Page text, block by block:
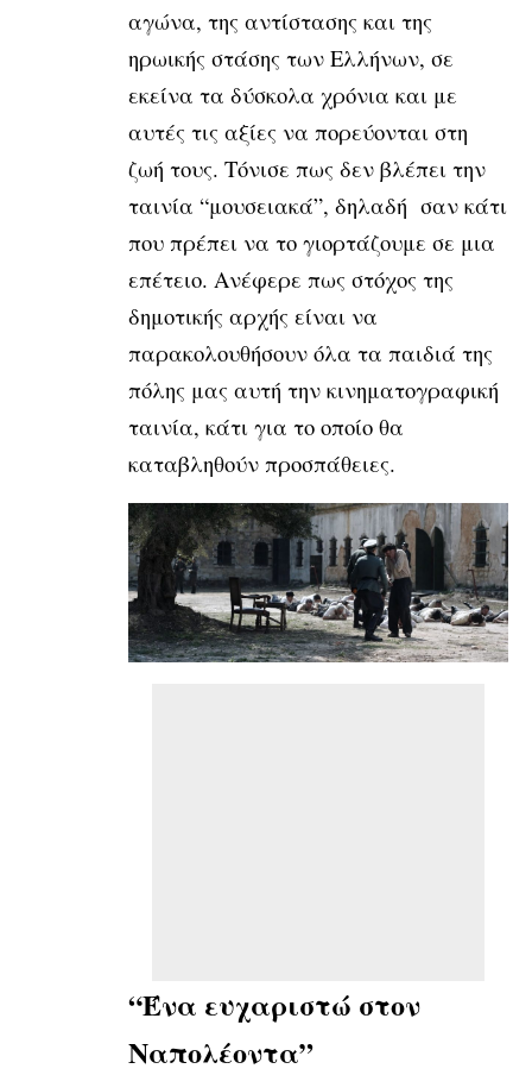
αγώνα, της αντίστασης και της
ηρωικής στάσης των Ελλήνων, σε
εκείνα τα δύσκολα χρόνια και με
αυτές τις αξίες να πορεύονται στη
ζωή τους. Τόνισε πως δεν βλέπει την
ταινία “μουσειακά”, δηλαδή σαν κάτι
που πρέπει να το γιορτάζουμε σε μια
επέτειο. Ανέφερε πως στόχος της
δημοτικής αρχής είναι να
παρακολουθήσουν όλα τα παιδιά της
πόλης μας αυτή την κινηματογραφική
ταινία, κάτι για το οποίο θα
καταβληθούν προσπάθειες.
“Ένα ευχαριστώ στον
Ναπολέοντα”